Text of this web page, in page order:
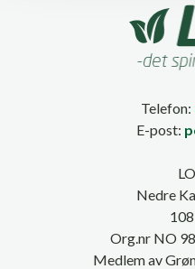
Telefon:
E-post:
Nedre
Org.nr NO
Medlem av